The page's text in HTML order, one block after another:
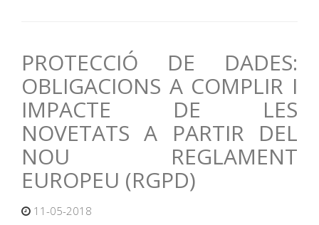
PROTECCIÓ DE DADES:
OBLIGACIONS A COMPLIR I
IMPACTE DE LES
NOVETATS A PARTIR DEL
NOU REGLAMENT
EUROPEU (RGPD)
11-05-2018